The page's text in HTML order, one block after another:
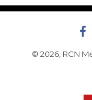
© 2026, RCN